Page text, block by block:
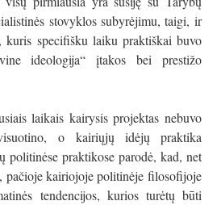
stovyklos subyrėjimu, taigi, ir
kuris specifišku laiku praktiškai buvo
ideologija“ įtakos bei prestižo
laikais kairysis projektas nebuvo
o kairiųjų idėjų praktika
politinėse praktikose parodė, kad, net
pačioje kairiojoje politinėje filosofijoje
tendencijos, kurios turėtų būti